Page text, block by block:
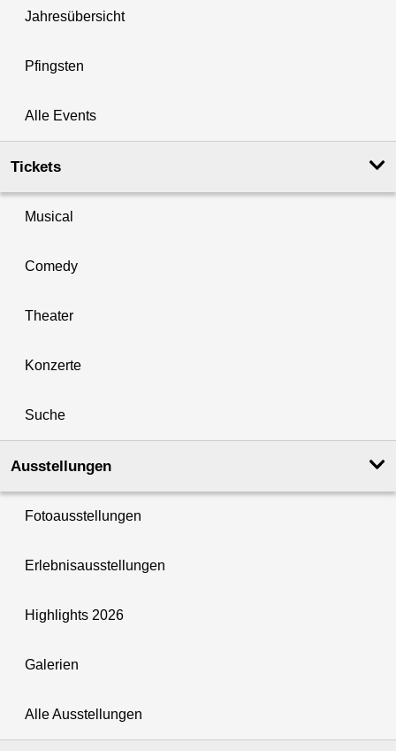
Jahresübersicht
Pfingsten
Alle Events
Tickets
Musical
Comedy
Theater
Konzerte
Suche
Ausstellungen
Fotoausstellungen
Erlebnisausstellungen
Highlights 2026
Galerien
Alle Ausstellungen